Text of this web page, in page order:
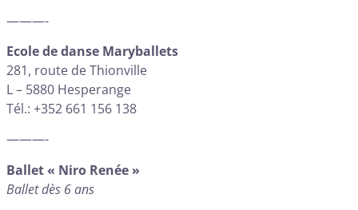
———-
Ecole de danse Maryballets
281, route de Thionville
L – 5880 Hesperange
Tél.: +352 661 156 138
———-
Ballet « Niro Renée »
Ballet dès 6 ans